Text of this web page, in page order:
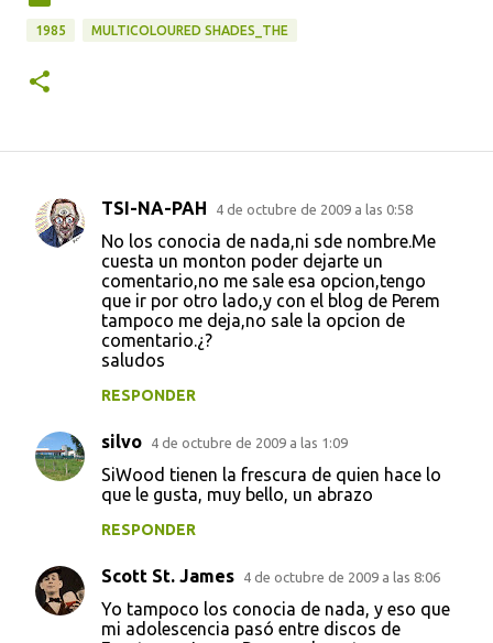
1985 MULTICOLOURED SHADES_THE
C
r
i
TSI-NA-PAH 4 de octubre de 2009 a las 0:58
No los conocia de nada,ni sde nombre.Me
cuesta un monton poder dejarte un
comentario,no me sale esa opcion,tengo
que ir por otro lado,y con el blog de Perem
tampoco me deja,no sale la opcion de
comentario.¿?
saludos
RESPONDER
silvo 4 de octubre de 2009 a las 1:09
SiWood tienen la frescura de quien hace lo
que le gusta, muy bello, un abrazo
RESPONDER
Scott St. James 4 de octubre de 2009 a las 8:06
Yo tampoco los conocia de nada, y eso que
mi adolescencia pasó entre discos de